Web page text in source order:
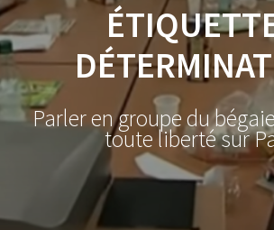
Parler en groupe du
toute liberté sur